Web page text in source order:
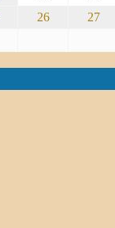
26
27